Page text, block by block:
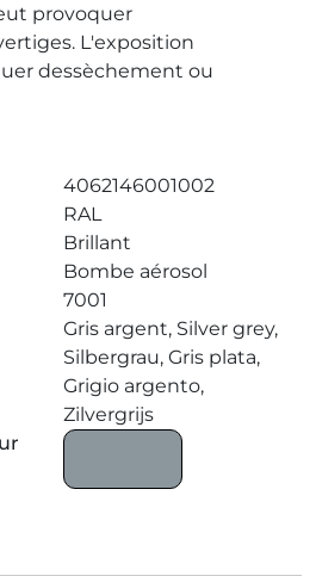
provoquer
L'exposition
dessèchement ou
4062146001002
RAL
Brillant
Bombe aérosol
7001
Gris argent, Silver grey,
Silbergrau, Gris plata,
Grigio argento,
Zilvergrijs